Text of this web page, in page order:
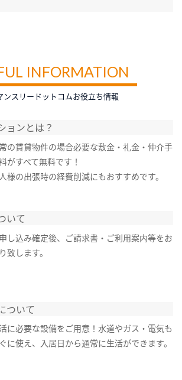
INFORMATION
ンスリードットコムお役立ち情報
ョンとは？
の賃貸物件の場合必要な敷金・礼金・仲介手
がすべて無料です！
様の出張時の経費削減にもおすすめです。
いて
し込み確定後、ご請求書・ご利用案内等をお
致します。
ついて
に必要な設備をご用意！水道やガス・電気も
に使え、入居日から通常に生活ができます。